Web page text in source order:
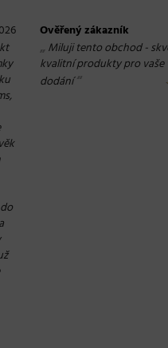
Ověřený zákazník
„ Miluji tento obchod -
kvalitní produkty pro vaše
dodání“